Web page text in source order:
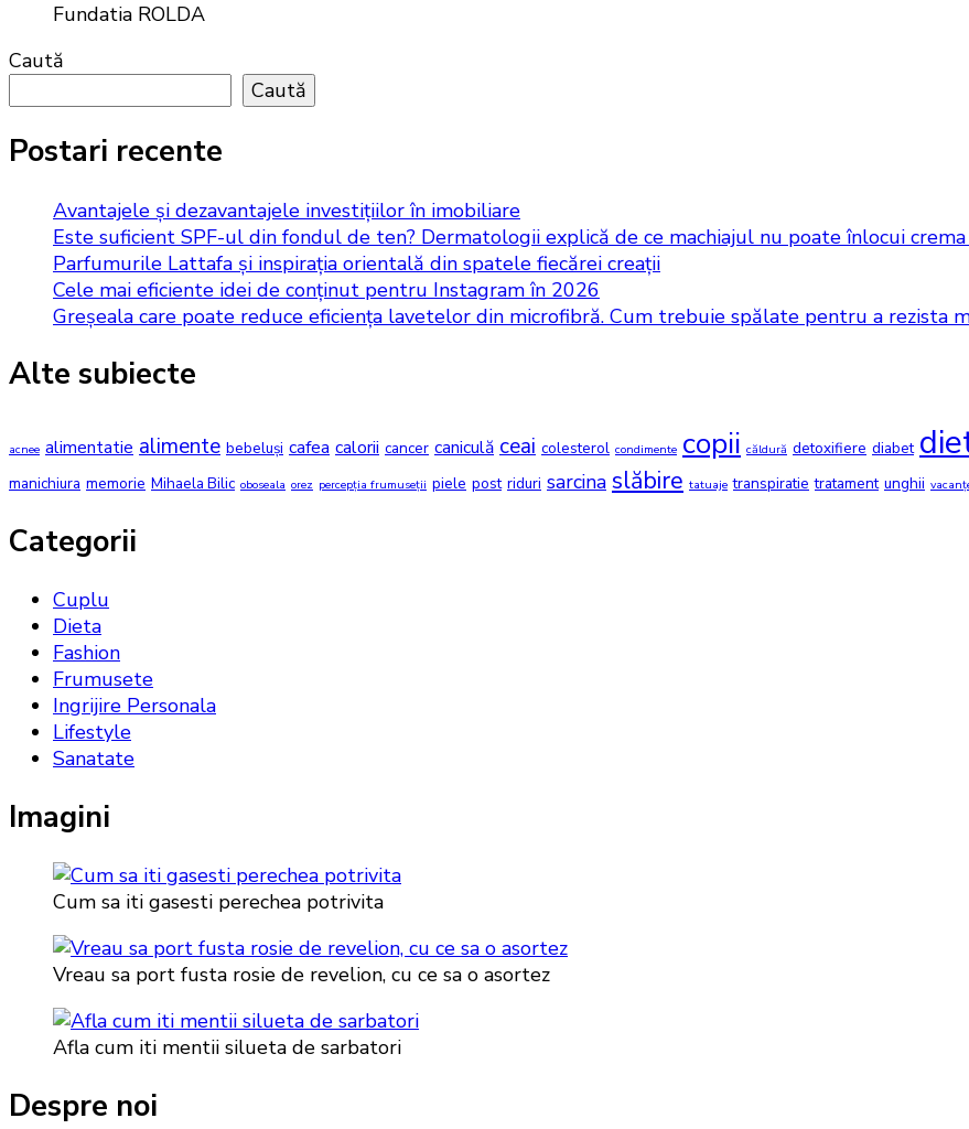
Fundatia ROLDA
Caută
Caută
Postari recente
Avantajele și dezavantajele investițiilor în imobiliare
Este suficient SPF-ul din fondul de ten? Dermatologii explică de ce machiajul nu poate înlocui
Parfumurile Lattafa și inspirația orientală din spatele fiecărei creații
Cele mai eficiente idei de conținut pentru Instagram în 2026
Greșeala care poate reduce eficiența lavetelor din microfibră. Cum trebuie spălate pentru a rezista
Alte subiecte
acnee alimentatie alimente bebeluși cafea calorii cancer caniculă ceai colesterol condimente copii căldură detoxifiere diabet
manichiura memorie Mihaela Bilic oboseala orez percepția frumuseții piele post riduri sarcina slăbire tatuaje transpiratie tratament unghii
Categorii
Cuplu
Dieta
Fashion
Frumusete
Ingrijire Personala
Lifestyle
Sanatate
Imagini
Cum sa iti gasesti perechea potrivita
Vreau sa port fusta rosie de revelion, cu ce sa o asortez
Afla cum iti mentii silueta de sarbatori
Despre noi